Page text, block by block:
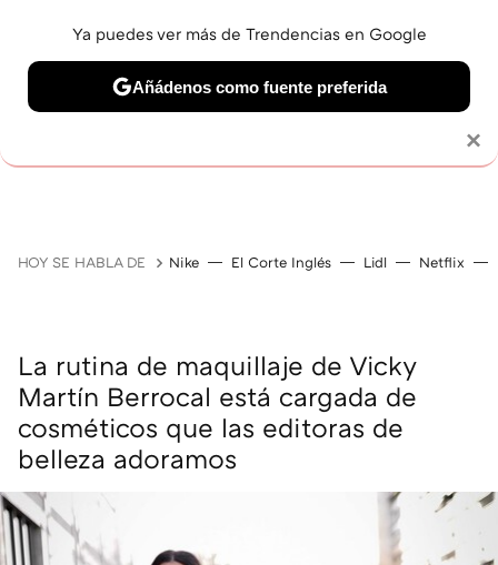
HOY SE HABLA DE Nike El Corte Inglés Lidl Netflix
La rutina de maquillaje de Vicky
Martín Berrocal está cargada de
cosméticos que las editoras de
belleza adoramos
×
Ya puedes ver más de Trendencias en Google
Añádenos como fuente preferida